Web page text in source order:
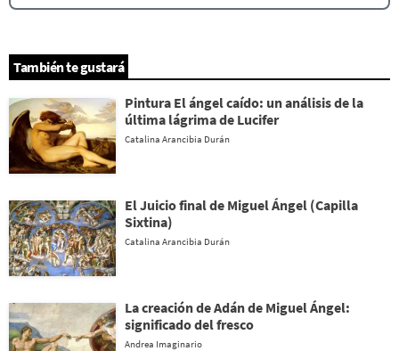
También te gustará
Pintura El ángel caído: un análisis de la
última lágrima de Lucifer
Catalina Arancibia Durán
El Juicio final de Miguel Ángel (Capilla
Sixtina)
Catalina Arancibia Durán
La creación de Adán de Miguel Ángel:
significado del fresco
Andrea Imaginario